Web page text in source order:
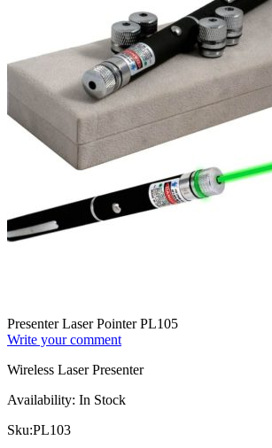
Presenter Laser Pointer PL105
Write your comment
Wireless Laser Presenter
Availability: In Stock
Sku:PL103